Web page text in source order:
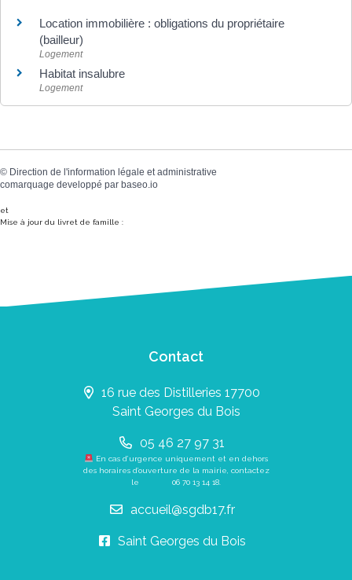
Location immobilière : obligations du propriétaire
(bailleur)
Logement
Habitat insalubre
Logement
© Direction de l'information légale et administrative
comarquage developpé par baseo.io
et
Mise à jour du livret de famille :
Contact
16 rue des Distilleries 17700
Saint Georges du Bois
05 46 27 97 31
En cas d’urgence uniquement et en dehors
des horaires d’ouverture de la mairie, contactez
le 06 70 13 14 18.
accueil@sgdb17.fr
Saint Georges du Bois